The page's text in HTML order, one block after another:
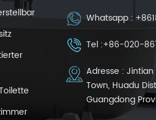
Whatsapp :
Tel :+86-020-
Adresse :
Town, Huadu
Guangdong